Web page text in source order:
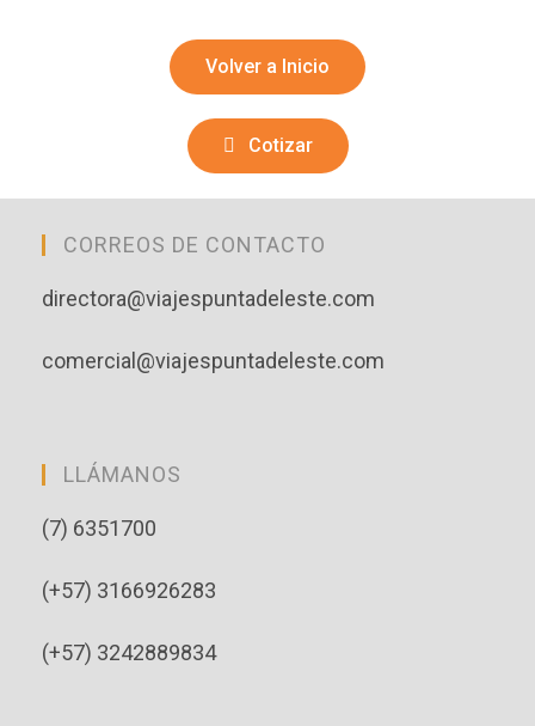
Volver a Inicio
Cotizar
CORREOS DE CONTACTO
directora@viajespuntadeleste.com
comercial@viajespuntadeleste.com
LLÁMANOS
(7) 6351700
(+57) 3166926283
(+57) 3242889834